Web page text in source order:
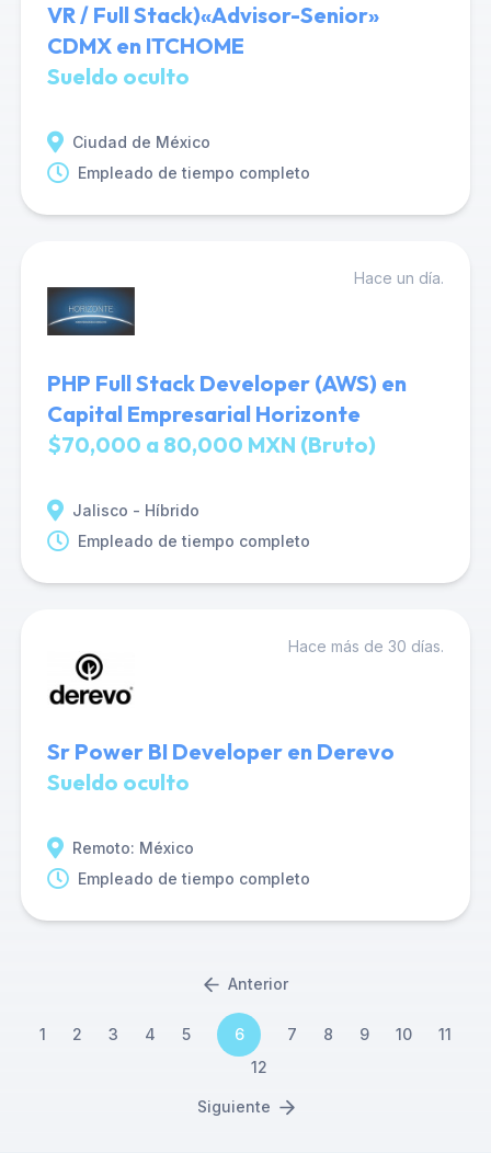
VR / Full Stack)«Advisor-Senior»
CDMX en ITCHOME
Sueldo oculto
Ciudad de México
Empleado de tiempo completo
Hace un día.
PHP Full Stack Developer (AWS) en
Capital Empresarial Horizonte
$70,000 a 80,000 MXN (Bruto)
Jalisco - Híbrido
Empleado de tiempo completo
Hace más de 30 días.
Sr Power BI Developer en Derevo
Sueldo oculto
Remoto: México
Empleado de tiempo completo
Anterior
1 2 3 4 5 6 7 8 9 10
11
12
Siguiente